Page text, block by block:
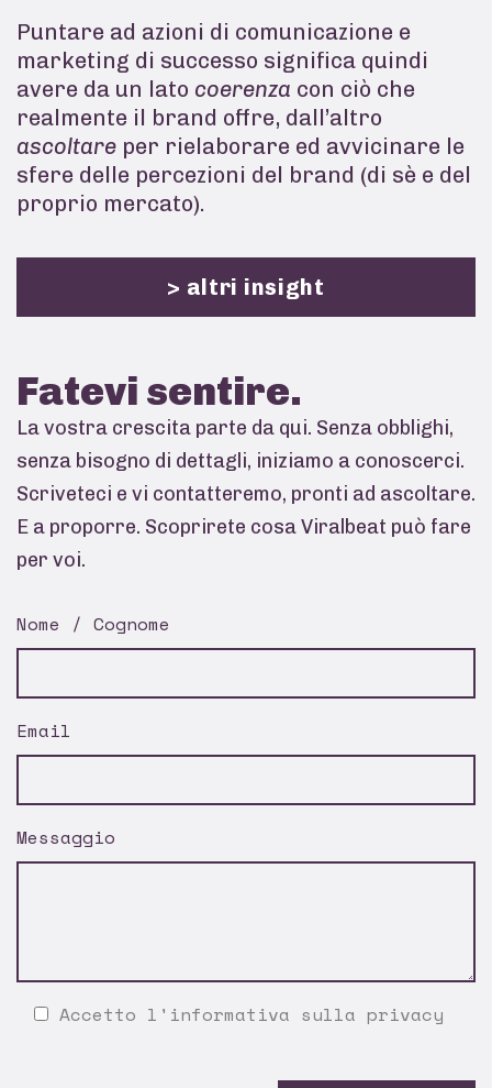
Puntare ad azioni di comunicazione e
marketing di successo significa quindi
avere da un lato coerenza con ciò che
realmente il brand offre, dall’altro
ascoltare per rielaborare ed avvicinare le
sfere delle percezioni del brand (di sè e del
proprio mercato).
> altri insight
Fatevi sentire.
La vostra crescita parte da qui. Senza obblighi,
senza bisogno di dettagli, iniziamo a conoscerci.
Scriveteci e vi contatteremo, pronti ad ascoltare.
E a proporre. Scoprirete cosa Viralbeat può fare
per voi.
Nome / Cognome
Email
Messaggio
Accetto l' informativa sulla privacy